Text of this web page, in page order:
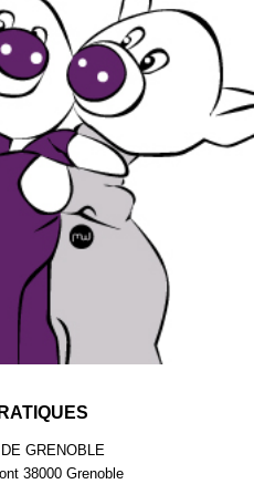
GRENOBLE
38000 Grenoble